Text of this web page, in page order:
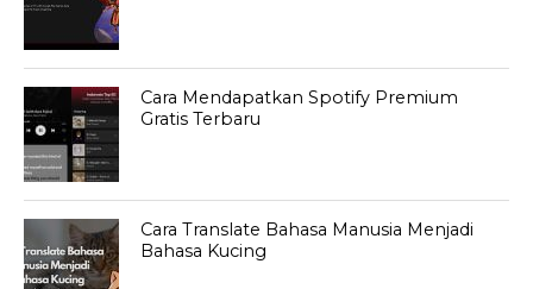
Cara Mendapatkan Spotify Premium
Gratis Terbaru
Cara Translate Bahasa Manusia Menjadi
Bahasa Kucing